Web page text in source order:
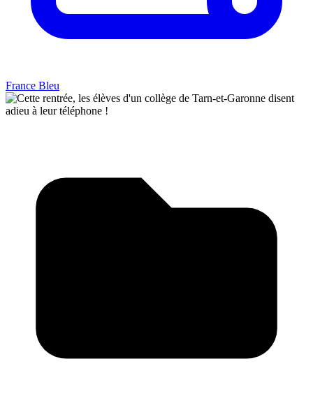
France Bleu